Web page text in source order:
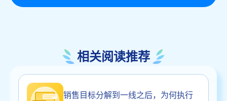
相关阅读推荐
销售目标分解到一线之后，为何执行